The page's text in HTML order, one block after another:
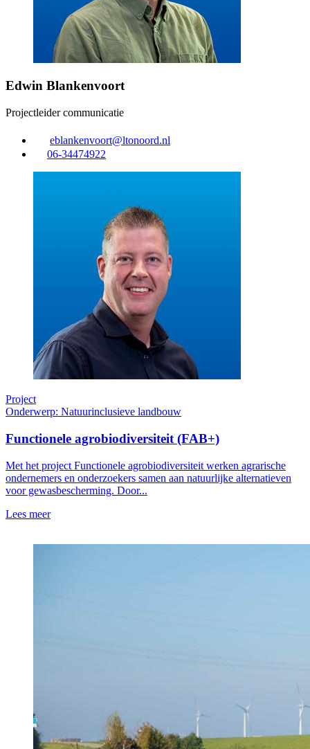
Edwin Blankenvoort
Projectleider communicatie
eblankenvoort@ltonoord.nl
06-34474922
Project
Onderwerp: Natuurinclusieve landbouw
Functionele agrobiodiversiteit (FAB+)
Met het project Functionele agrobiodiversiteit werken agrarische
ondernemers en onderzoekers samen aan natuurlijke alternatieven
voor gewasbescherming. Door...
Lees meer